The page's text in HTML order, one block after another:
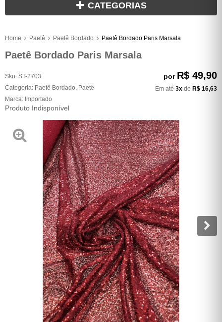
CATEGORIAS
Home Paetê Paetê Bordado Paetê Bordado Paris Marsala
Paetê Bordado Paris Marsala
Sku: ST-2703
Categoria: Paetê Bordado Paetê
Marca: Importado
Produto Indisponível
por R$ 49,90
Em até 3x de R$ 16,63